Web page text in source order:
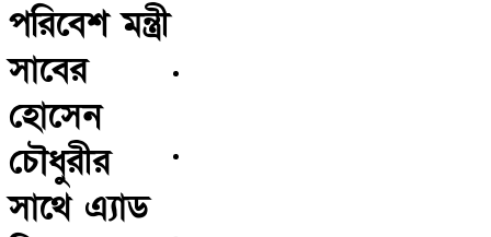
পরিবেশ মন্ত্রী
সাবের
হোসেন
চৌধুরীর
সাথে এ্যাড